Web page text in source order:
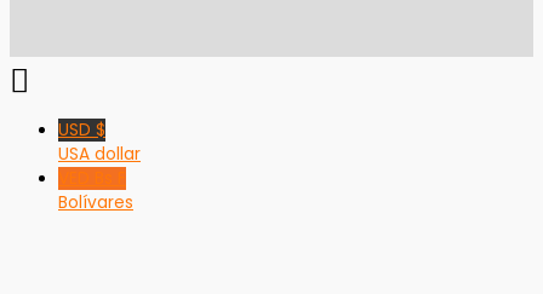
USD $
USA dollar
VED Bs F
Bolívares